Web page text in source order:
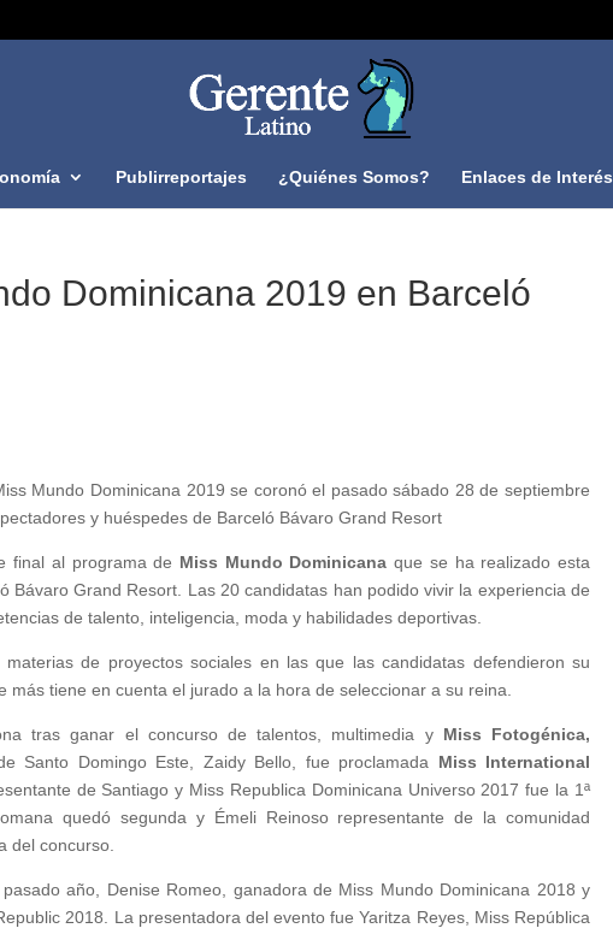
Publirreportajes ¿Quiénes Somos? Enlaces de Interés
Dominicana 2019 en Barceló
Mundo Dominicana 2019 se coronó el pasado sábado 28 de septiembre
y huéspedes de Barceló Bávaro Grand Resort
final al programa de Miss Mundo Dominicana que se ha realizado esta
Bávaro Grand Resort. Las 20 candidatas han podido vivir la experiencia de
de talento, inteligencia, moda y habilidades deportivas.
de proyectos sociales en las que las candidatas defendieron su
tiene en cuenta el jurado a la hora de seleccionar a su reina.
tras ganar el concurso de talentos, multimedia y Miss Fotogénica,
Santo Domingo Este, Zaidy Bello, fue proclamada Miss International
de Santiago y Miss Republica Dominicana Universo 2017 fue la 1ª
quedó segunda y Émeli Reinoso representante de la comunidad
del concurso.
año, Denise Romeo, ganadora de Miss Mundo Dominicana 2018 y
2018. La presentadora del evento fue Yaritza Reyes, Miss República